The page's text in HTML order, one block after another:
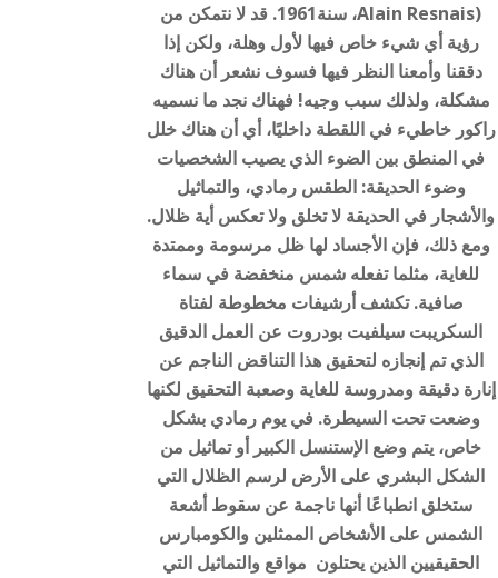
(Alain Resnais، سنة1961. قد لا نتمكن من
رؤية أي شيء خاص فيها لأول وهلة، ولكن إذا
دققنا وأمعنا النظر فيها فسوف نشعر أن هناك
مشكلة، ولذلك سبب وجيه! فهناك نجد ما نسميه
راكور خاطيء في اللقطة داخليًا، أي أن هناك خلل
في المنطق بين الضوء الذي يصيب الشخصيات
وضوء الحديقة: الطقس رمادي، والتماثيل
والأشجار في الحديقة لا تخلق ولا تعكس أية ظلال.
ومع ذلك، فإن الأجساد لها ظل مرسومة وممتدة
للغاية، مثلما تفعله شمس منخفضة في سماء
صافية. تكشف أرشيفات مخطوطة لفتاة
السكريبت سيلفيت بودروت عن العمل الدقيق
الذي تم إنجازه لتحقيق هذا التناقض الناجم عن
إنارة دقيقة ومدروسة للغاية وصعبة التحقيق لكنها
وضعت تحت السيطرة. في يوم رمادي بشكل
خاص، يتم وضع الإستنسل الكبير أو تماثيل من
الشكل البشري على الأرض لرسم الظلال التي
ستخلق انطباعًا أنها ناجمة عن سقوط أشعة
الشمس على الأشخاص الممثلين والكومبارس
الحقيقيين الذين يحتلون مواقع والتماثيل التي